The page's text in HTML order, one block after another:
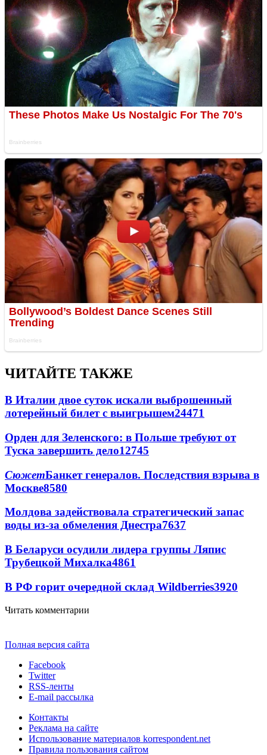
ЧИТАЙТЕ ТАКЖЕ
В Италии двое суток искали выброшенный
лотерейный билет с выигрышем24471
Орден для Зеленского: в Польше требуют от
Туска завершить дело12745
СюжетБанкет генералов. Последствия взрыва в
Москве8580
Молдова задействовала стратегический запас
воды из-за обмеления Днестра7637
В Беларуси осудили лидера группы Ляпис
Трубецкой Михалка4861
В РФ горит очередной склад Wildberries3920
Читать комментарии
Полная версия сайта
Facebook
Twitter
RSS-ленты
E-mail рассылка
Контакты
Реклама на сайте
Использование материалов korrespondent.net
Правила пользования сайтом